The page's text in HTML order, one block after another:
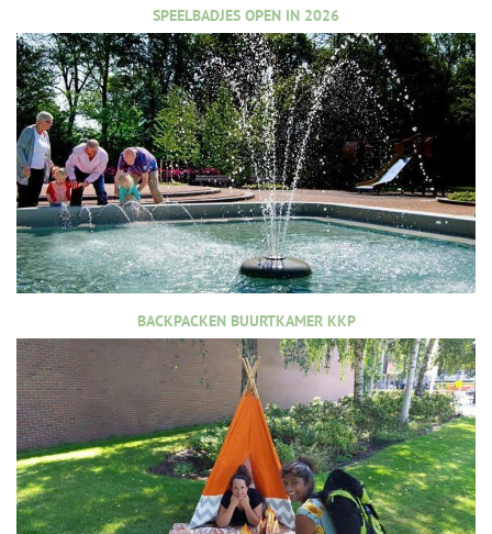
SPEELBADJES OPEN IN 2026
BACKPACKEN BUURTKAMER KKP